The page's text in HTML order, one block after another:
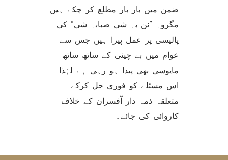
ضمن میں بار بار مطلع کر چکے ہیں
مگروہ ”نن بہ شی صبابہ شی“ کی
پالیسی پر عمل پیرا ہیں جس سے
عوام میں بے چینی کے ساتھ ساتھ
مایوسی بھی پیدا ہو رہی ہے لہٰذا
اس مسئلے کو فوری حل کرکے
متعلقہ ذمہ دار آفسران کے خلاف
کاروائی کی جائے۔